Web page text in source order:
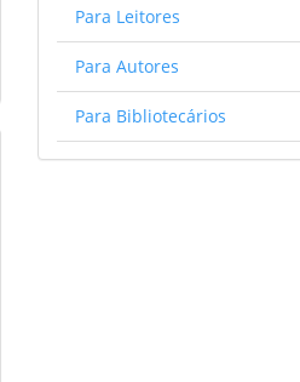
Para Leitores
Para Autores
Para Bibliotecários